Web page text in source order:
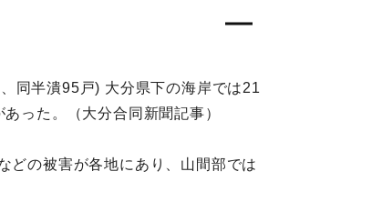
同半潰95戸) 大分県下の海岸では21
った。（大分合同新聞記事）
どの被害が各地にあり、山間部では